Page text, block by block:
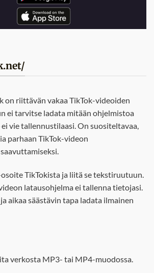
on riittävän vakaa TikTok-videoiden
ei tarvitse ladata mitään ohjelmistoa
vie tallennustilaasi. On suositeltavaa,
parhaan TikTok-videon
TikTokista ja liitä se tekstiruutuun.
latausohjelma ei tallenna tietojasi.
aikaa säästävin tapa ladata ilmainen
verkosta MP3- tai MP4-muodossa.